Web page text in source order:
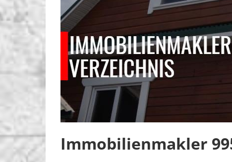
Immobilienmakler